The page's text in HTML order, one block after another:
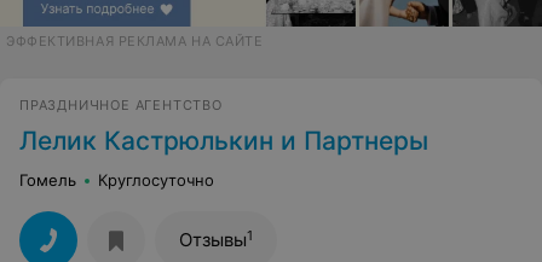
ЭФФЕКТИВНАЯ РЕКЛАМА НА САЙТЕ
ПРАЗДНИЧНОЕ АГЕНТСТВО
Лелик Кастрюлькин и Партнеры
Гомель Круглосуточно
Отзывы1